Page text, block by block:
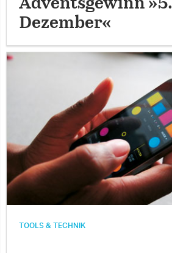
Adventsgewinn »5.
Dezember«
TOOLS & TECHNIK